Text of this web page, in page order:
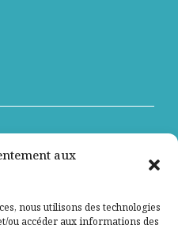
aux
nous utilisons des technologies
ou accéder aux informations des